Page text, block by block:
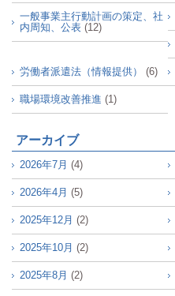
一般事業主行動計画の策定、社
内周知、公表 (12)
労働者派遣法（情報提供） (6)
職場環境改善推進 (1)
アーカイブ
2026年7月 (4)
2026年4月 (5)
2025年12月 (2)
2025年10月 (2)
2025年8月 (2)